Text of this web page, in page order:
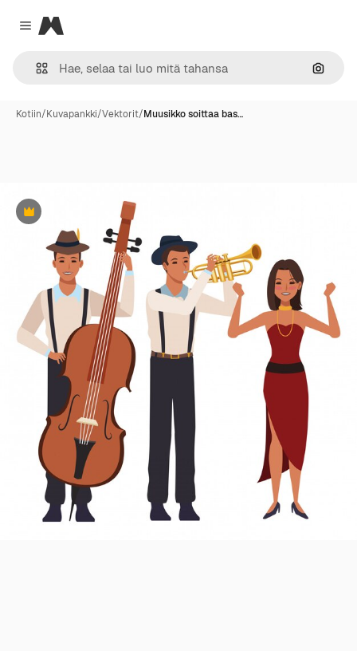
Close menu
Magnific
Hae
Kotiin/Kuvapankki/Vektorit/Muusikko soittaa bas…
Premium